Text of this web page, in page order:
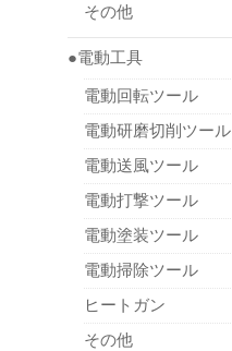
その他
●電動工具
電動回転ツール
電動研磨切削ツール
電動送風ツール
電動打撃ツール
電動塗装ツール
電動掃除ツール
ヒートガン
その他